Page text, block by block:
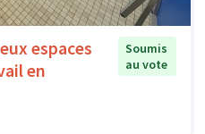
espaces
en
Soumis
au vote